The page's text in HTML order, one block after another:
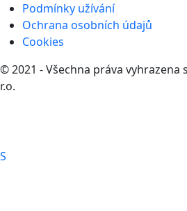
Podmínky užívání
Ochrana osobních údajů
Cookies
© 2021 - Všechna práva vyhrazena
r.o.
S